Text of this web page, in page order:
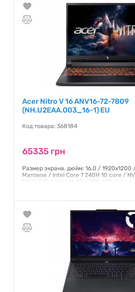
Acer Nitro V 16 ANV16-72-7809
(NH.U2EAA.003_16-1) EU
Код товара: 368184
65335 грн
Размер экрана, дюйм: 16,0 / 1920x1200
Матовое / Intel Core 7 240H 10 core /
5060 8ГБ / RAM 16 GB / SSD 1 TB /